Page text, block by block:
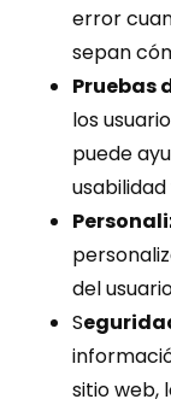
error
sepan
Pruebas
los
puede
del
S
sitio web,